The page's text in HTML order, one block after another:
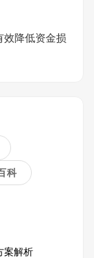
效降低资金损
科
案解析